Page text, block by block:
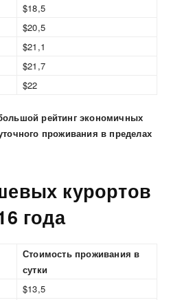
$18,5
$20,5
$21,1
$21,7
$22
рейтинг экономичных
проживания в пределах
курортов
года
Стоимость проживания в
сутки
$13,5